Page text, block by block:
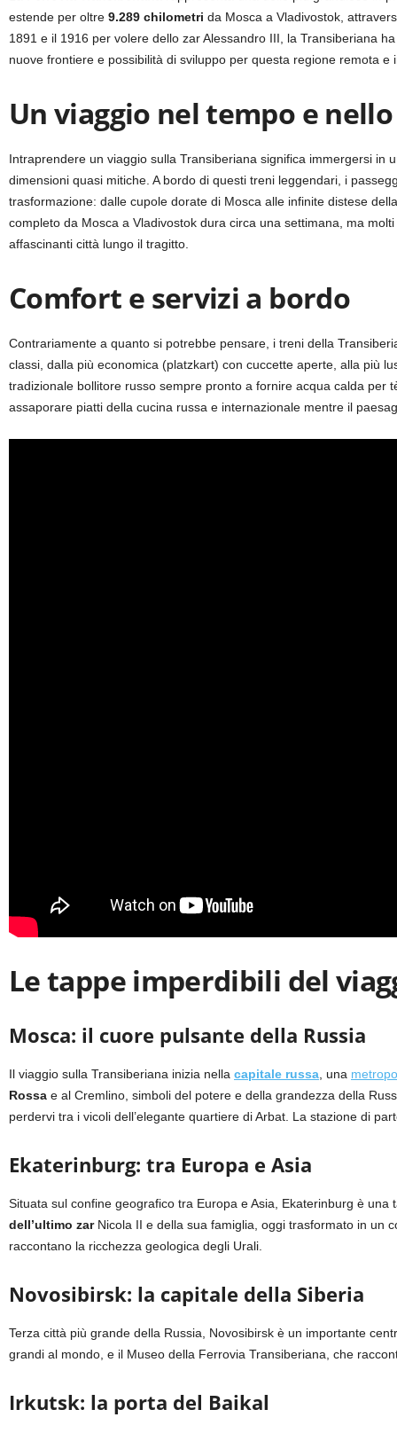
estende per oltre 9.289 chilometri da Mosca a Vladivostok,
1891 e il 1916 per volere dello zar Alessandro III, la Transiberiana
nuove frontiere e possibilità di sviluppo per questa regione remota e
Un viaggio nel tempo e
Intraprendere un viaggio sulla Transiberiana significa immergersi in
dimensioni quasi mitiche. A bordo di questi treni leggendari, i
trasformazione: dalle cupole dorate di Mosca alle infinite distese
completo da Mosca a Vladivostok dura circa una settimana, ma
affascinanti città lungo il tragitto.
Comfort e servizi a bordo
Contrariamente a quanto si potrebbe pensare, i treni della
classi, dalla più economica (platzkart) con cuccette aperte, alla più
tradizionale bollitore russo sempre pronto a fornire acqua calda
assaporare piatti della cucina russa e internazionale mentre il
Le tappe imperdibili del
Mosca: il cuore pulsante della Russia
Il viaggio sulla Transiberiana inizia nella capitale russa , una
Rossa e al Cremlino, simboli del potere e della grandezza della
perdervi tra i vicoli dell’elegante quartiere di Arbat. La stazione di
Ekaterinburg: tra Europa e Asia
Situata sul confine geografico tra Europa e Asia, Ekaterinburg è
dell’ultimo zarNicola II e della sua famiglia, oggi trasformato in un
raccontano la ricchezza geologica degli Urali.
Novosibirsk: la capitale della Siberia
Terza città più grande della Russia, Novosibirsk è un importante
grandi al mondo, e il Museo della Ferrovia Transiberiana, che
Irkutsk: la porta del Baikal